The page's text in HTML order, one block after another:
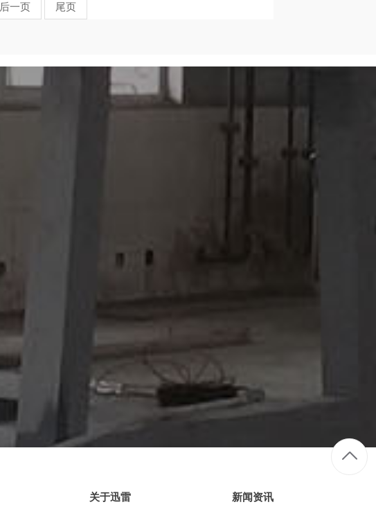
后一页 尾页
关于迅雷 新闻资讯